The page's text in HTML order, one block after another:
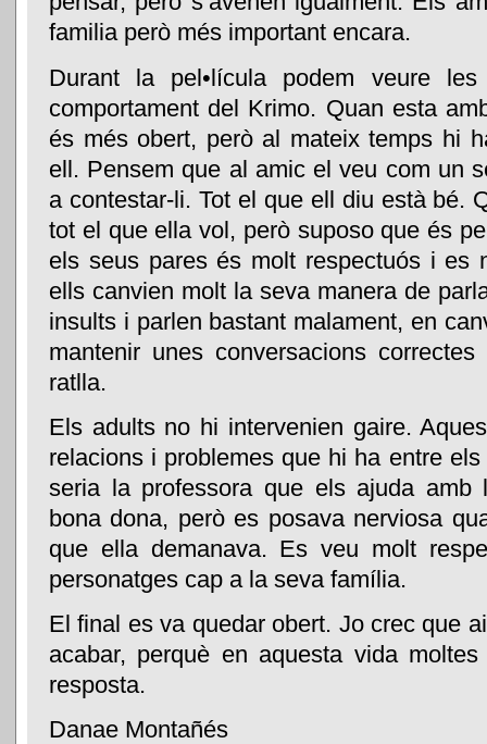
familia però més important encara.
Durant la pel•lícula podem veure
comportament del Krimo. Quan esta
és més obert, però al mateix temps hi
ell. Pensem que al amic el veu com un
a contestar-li. Tot el que ell diu està bé.
tot el que ella vol, però suposo que és
els seus pares és molt respectuós i es
ells canvien molt la seva manera de
insults i parlen bastant malament, en
mantenir unes conversacions
ratlla.
Els adults no hi intervenien gaire.
relacions i problemes que hi ha entre
seria la professora que els ajuda amb
bona dona, però es posava nerviosa
que ella demanava. Es veu molt
personatges cap a la seva família.
El final es va quedar obert. Jo crec que
acabar, perquè en aquesta vida
resposta.
Danae Montañés